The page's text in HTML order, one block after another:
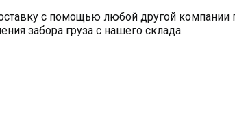
с помощью любой другой компании
забора груза с нашего склада.